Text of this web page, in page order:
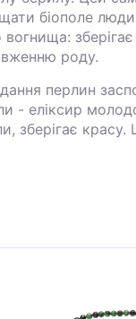
біополе
роду.
перлин
- еліксир
зберігає